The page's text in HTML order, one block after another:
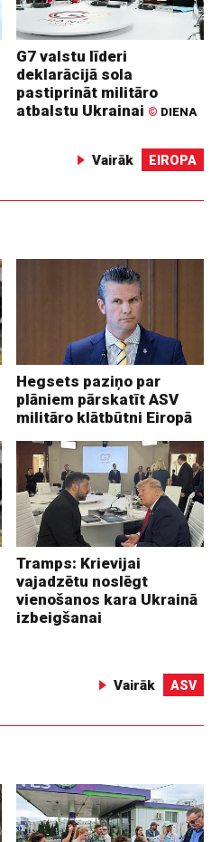
G7 valstu līderi
deklarācijā sola
pastiprināt militāro
atbalstu Ukrainai © DIENA
Vairāk EIROPA
Hegsets paziņo par
plāniem pārskatīt ASV
militāro klātbūtni Eiropā
Tramps: Krievijai
vajadzētu noslēgt
vienošanos kara Ukrainā
izbeigšanai
Vairāk ASV